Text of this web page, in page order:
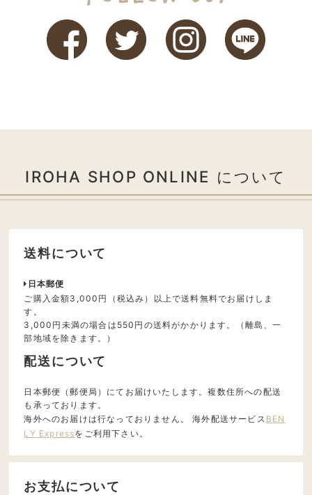
IROHA SHOP ONLINE について
送料について
日本郵便
ご購入金額3,000円（税込み）以上で送料無料でお届けしま
す。
3,000円未満の場合は550円の送料がかかります。（離島、一
部地域を除きます。）
配送について
日本郵便（郵便局）にてお届けいたします。複数住所への配送
も承っております。
海外へのお届けは行なっておりません。 海外配送サービス BEN
LY Expressをご利用下さい。
お支払について